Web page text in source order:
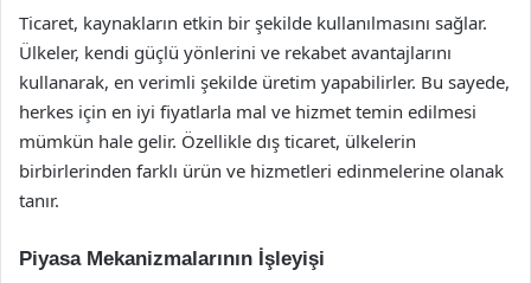
Ticaret, kaynakların etkin bir şekilde kullanılmasını sağlar.
Ülkeler, kendi güçlü yönlerini ve rekabet avantajlarını
kullanarak, en verimli şekilde üretim yapabilirler. Bu sayede,
herkes için en iyi fiyatlarla mal ve hizmet temin edilmesi
mümkün hale gelir. Özellikle dış ticaret, ülkelerin
birbirlerinden farklı ürün ve hizmetleri edinmelerine olanak
tanır.
Piyasa Mekanizmalarının İşleyişi